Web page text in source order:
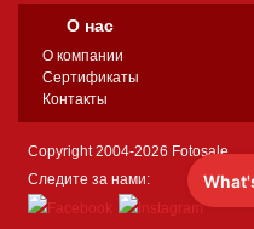
О нас
О компании
Сертификаты
Контакты
Copyright 2004-2026 Fotosale
Следите за нами: